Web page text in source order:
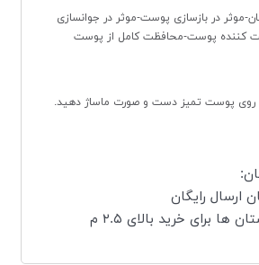
موثر در بازسازی پوست-موثر در جوانسازی
کننده پوست-محافظت کامل از پوست
روی پوست تمیز دست و صورت ماساژ دهید.
ارسال رایگان
ها برای خرید بالای ۲.۵ م